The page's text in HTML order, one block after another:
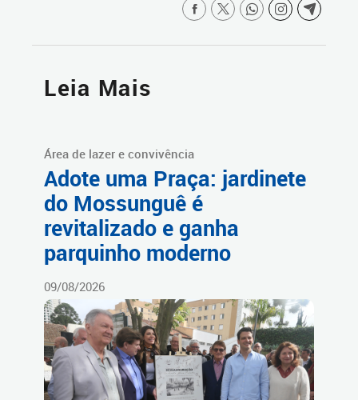
Leia Mais
Área de lazer e convivência
Adote uma Praça: jardinete
do Mossunguê é
revitalizado e ganha
parquinho moderno
09/08/2026